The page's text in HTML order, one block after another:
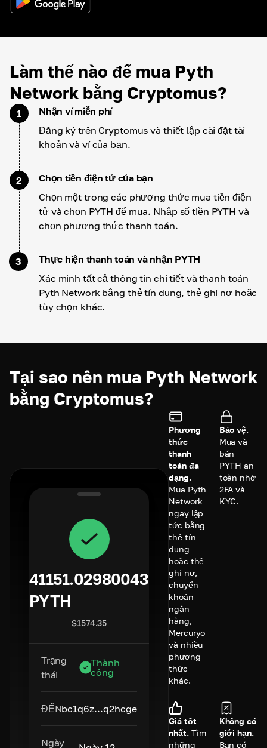
Làm thế nào để mua Pyth
Network bằng Cryptomus?
1
Nhận ví miễn phí
Đăng ký trên Cryptomus và thiết lập cài đặt tài
khoản và ví của bạn.
2
Chọn tiền điện tử của bạn
Chọn một trong các phương thức mua tiền điện
tử và chọn PYTH để mua. Nhập số tiền PYTH và
chọn phương thức thanh toán.
3
Thực hiện thanh toán và nhận PYTH
Xác minh tất cả thông tin chi tiết và thanh toán
Pyth Network bằng thẻ tín dụng, thẻ ghi nợ hoặc
tùy chọn khác.
Tại sao nên mua Pyth Network
bằng Cryptomus?
41151.02980043
PYTH
$1574.35
Trạng
thái
Thành
công
ĐẾNbc1q6z...q2hcge
Ngày
Phương
thức
thanh
toán đa
dạng.
Mua Pyth
Network
ngay lập
tức bằng
thẻ tín
dụng
hoặc thẻ
ghi nợ,
chuyển
khoản
ngân
hàng,
Mercuryo
và nhiều
phương
thức
khác.
Bảo vệ.
Mua và
bán
PYTH an
toàn nhờ
2FA và
KYC.
Giá tốt
nhất. Tìm
những
Không có
giới hạn.
Bạn có